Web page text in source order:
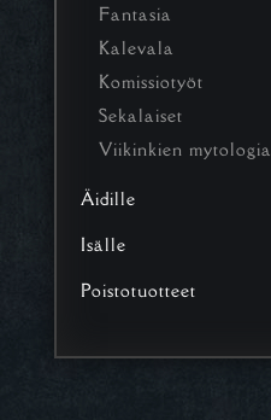
Fantasia
Kalevala
Komissiotyöt
Sekalaiset
Viikinkien mytologia
Äidille
Isälle
Poistotuotteet